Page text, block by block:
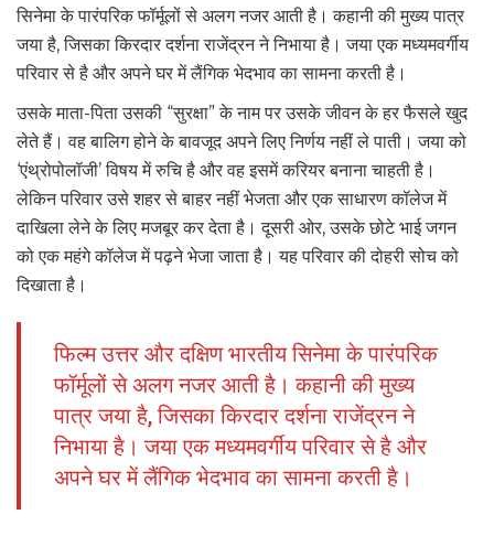
सिनेमा के पारंपरिक फॉर्मूलों से अलग नजर आती है। कहानी की मुख्य पात्र
जया है, जिसका किरदार दर्शना राजेंद्रन ने निभाया है। जया एक मध्यमवर्गीय
परिवार से है और अपने घर में लैंगिक भेदभाव का सामना करती है।
उसके माता-पिता उसकी “सुरक्षा” के नाम पर उसके जीवन के हर फैसले खुद
लेते हैं। वह बालिग होने के बावजूद अपने लिए निर्णय नहीं ले पाती। जया को
‘एंथ्रोपोलॉजी’ विषय में रुचि है और वह इसमें करियर बनाना चाहती है।
लेकिन परिवार उसे शहर से बाहर नहीं भेजता और एक साधारण कॉलेज में
दाखिला लेने के लिए मजबूर कर देता है। दूसरी ओर, उसके छोटे भाई जगन
को एक महंगे कॉलेज में पढ़ने भेजा जाता है। यह परिवार की दोहरी सोच को
दिखाता है।
फिल्म उत्तर और दक्षिण भारतीय सिनेमा के पारंपरिक
फॉर्मूलों से अलग नजर आती है। कहानी की मुख्य
पात्र जया है, जिसका किरदार दर्शना राजेंद्रन ने
निभाया है। जया एक मध्यमवर्गीय परिवार से है और
अपने घर में लैंगिक भेदभाव का सामना करती है।